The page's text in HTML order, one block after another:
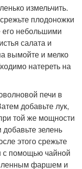
измельчить.
плодоножки
его небольшими
салата и
вымойте и мелко
натереть на
печи в
добавьте лук,
той же мощности
зелень
этого срежьте
с помощью чайной
фаршем и